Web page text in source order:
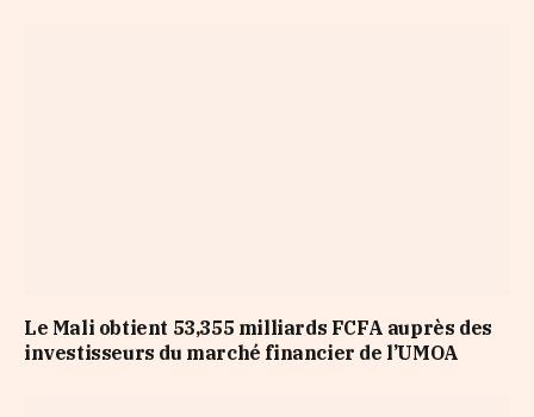
Le Mali obtient 53,355 milliards FCFA auprès des
investisseurs du marché financier de l’UMOA